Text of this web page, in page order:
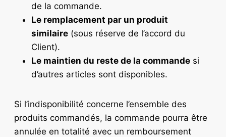
de la commande.
Le remplacement par un produit
similaire (sous réserve de l’accord du
Client).
Le maintien du reste de la commande si
d’autres articles sont disponibles.
Si l’indisponibilité concerne l’ensemble des
produits commandés, la commande pourra être
annulée en totalité avec un remboursement